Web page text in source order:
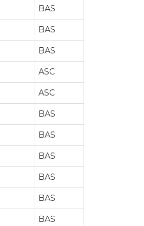
BAS
BAS
BAS
ASC
ASC
BAS
BAS
BAS
BAS
BAS
BAS